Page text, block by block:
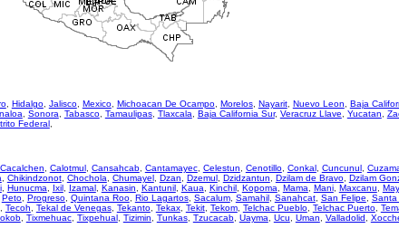
, Hidalgo, Jalisco, Mexico, Michoacan De Ocampo, Morelos, Nayarit, Nuevo Leon Baja
Sonora Tabasco, Tamaulipas, Tlaxcala Baja California Sur, Veracruz Llave Yucatan
Federal,
Cacalchen Calotmul, Cansahcab, Cantamayec, Celestun Cenotillo, Conkal, Cuncunul,
Chikindzonot, Chochola Chumayel, Dzan Dzemul, Dzidzantun Dzilam de Bravo, Dzilam
, Hunucma Ixil, Izamal, Kanasin Kantunil, Kaua Kinchil, Kopoma Mama Mani, Maxcanu
Peto, Progreso, Quintana Roo, Rio Lagartos, Sacalum, Samahil, Sanahcat, San Felipe Santa
, Tecoh Tekal de Venegas, Tekanto, Tekax, Tekit, Tekom, Telchac Pueblo, Telchac Puerto,
, Tixmehuac, Tixpehual, Tizimin Tunkas, Tzucacab, Uayma Ucu Uman Valladolid